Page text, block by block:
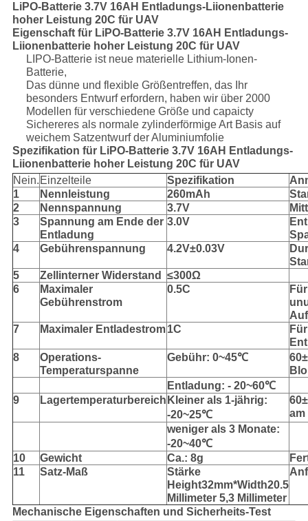
LiPO-Batterie 3.7V 16AH Entladungs-Liionenbatterie
hoher Leistung 20C für UAV
Eigenschaft für LiPO-Batterie 3.7V 16AH Entladungs-
Liionenbatterie hoher Leistung 20C für UAV
LIPO-Batterie ist neue materielle Lithium-Ionen-
Batterie,
Das dünne und flexible Größentreffen, das Ihr
besonders Entwurf erfordern, haben wir über 2000
Modellen für verschiedene Größe und capaicty
Sichereres als normale zylinderförmige Art Basis auf
weichem Satzentwurf der Aluminiumfolie
Spezifikation für LiPO-Batterie 3.7V 16AH Entladungs-
Liionenbatterie hoher Leistung 20C für UAV
Nein. Einzelteile Spezifikation
1
Nennleistung 260mAh
2
Nennspannung 3.7V
3
Spannung am Ende der
Entladung
3.0V
4
Gebührenspannung 4.2V±0.03V
5
Zellinterner Widerstand
≤300Ω
6
Maximaler
Gebührenstrom
0.5C
7
Maximaler Entladestrom1C
8
Operations-
Temperaturspanne
Gebühr: 0~45℃
Entladung: - 20~60℃
9
Lagertemperaturbereich Kleiner als 1-jährig:
-20~25℃
am
weniger als 3 Monate:
-20~40℃
10
Gewicht Ca.: 8g
11
Satz-Maß
Stärke
Height32mm*Width20.5
Millimeter 5,3 Millimeter
Mechanische Eigenschaften und Sicherheits-Test